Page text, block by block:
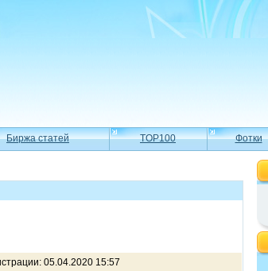
Биржа статей TOP100 Фотки
05.04.2020 15:57